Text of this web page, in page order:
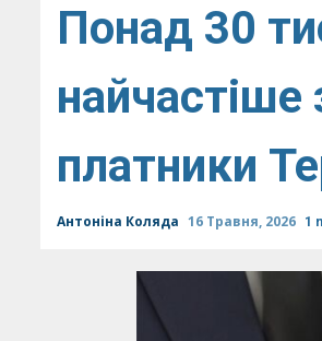
Понад 30
платники
Антоніна Коляда 16 Травня, 2026 1